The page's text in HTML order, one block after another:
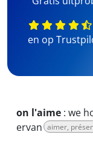
en op
on l'aime : we
ervan aimer,